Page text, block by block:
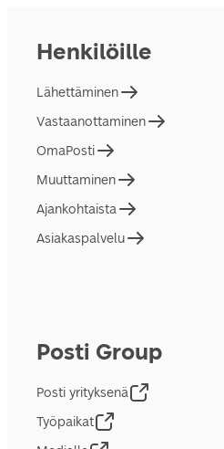
Henkilöille
Lähettäminen
Vastaanottaminen
OmaPosti
Muuttaminen
Ajankohtaista
Asiakaspalvelu
Posti Group
Posti yrityksenä
Työpaikat